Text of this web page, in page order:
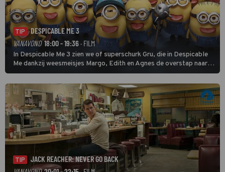
TIP
DESPICABLE ME 3
VANAVOND 18:00 - 19:36· FILM
In Despicable Me 3 zien we of superschurk Gru, die in Despicable
Me dankzij weesmeisjes Margo, Edith en Agnes de overstap naar
het rechte pad maakte, ook op dat pad weet te blijven.
TIP
JACK REACHER: NEVER GO BACK